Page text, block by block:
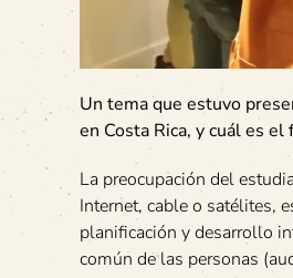
Un tema que estuvo
en Costa Rica, y cuál es
La preocupación del
Internet, cable o satélites,
planificación y desarrollo
común de las personas